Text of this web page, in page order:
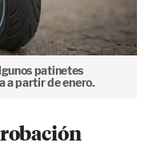
patinetes
a partir de enero.